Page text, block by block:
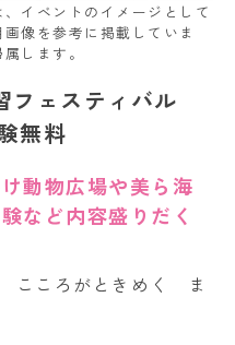
イベントのイメージとして
像を参考に掲載していま
します。
ェスティバル
無料
動物広場や美ら海
など内容盛りだく
こころがときめく ま